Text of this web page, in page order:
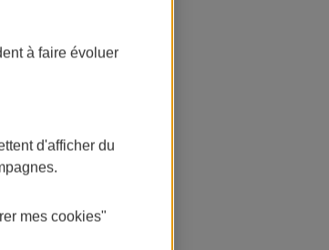
à faire évoluer
d'afficher du
mes cookies"